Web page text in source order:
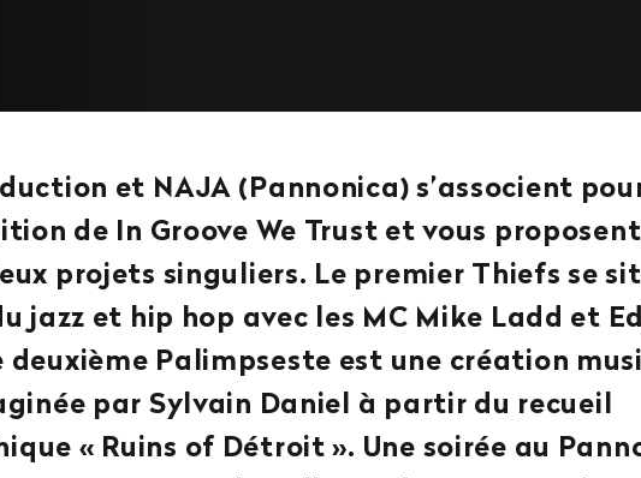
et NAJA (Pannonica) s’associent
de In Groove We Trust et vous
projets singuliers. Le premier Thiefs se
jazz et hip hop avec les MC Mike Ladd et
deuxième Palimpseste est une création
par Sylvain Daniel à partir du recueil
« Ruins of Détroit ». Une soirée au